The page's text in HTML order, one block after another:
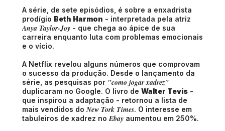
A série, de sete episódios, é sobre a enxadrista
prodígio Beth Harmon - interpretada pela atriz
Anya Taylor-Joy - que chega ao ápice de sua
carreira enquanto luta com problemas emocionais
e o vício.
A Netflix revelou alguns números que comprovam
o sucesso da produção. Desde o lançamento da
série, as pesquisas por "como jogar xadrez"
duplicaram no Google. O livro de Walter Tevis -
que inspirou a adaptação - retornou a lista de
mais vendidos do New Tork Times. O interesse em
tabuleiros de xadrez no Ebay aumentou em 250%.